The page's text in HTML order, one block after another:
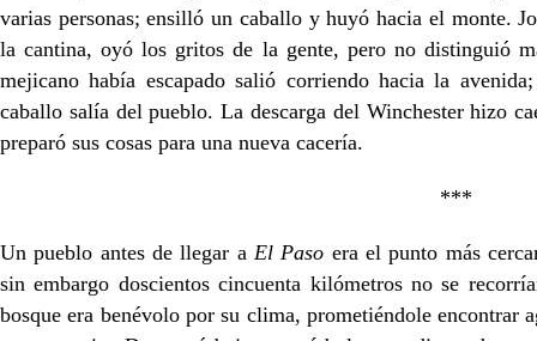
varias personas; ensilló un caballo y huyó hacia el monte.
la cantina, oyó los gritos de la gente, pero no distinguió
mejicano había escapado salió corriendo hacia la
caballo salía del pueblo. La descarga del Winchester hizo
preparó sus cosas para una nueva cacería.
***
Un pueblo antes de llegar a El Paso era el punto más
sin embargo doscientos cincuenta kilómetros no se
bosque era benévolo por su clima, prometiéndole encontrar